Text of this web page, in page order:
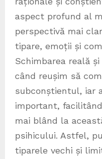
aspect profund al
perspectivă mai
tipare, emoții și
Schimbarea reală
când reușim să
subconștientul, iar
important,
mai blând la
psihicului. Astfel,
tiparele vechi și